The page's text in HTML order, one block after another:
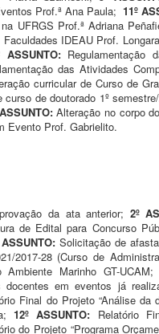
Prof.ª Ana Paula;11º
UFRGS Prof.ª Adriana
Faculdades IDEAU Prof.
ASSUNTO:Regulamentação
das Atividades
curricular de Curso de
curso de doutorado 1º
Alteração no corpo
Evento Prof. Gabrielito.
da ata anterior; 2º
de Edital para Concurso
ASSUNTO: Solicitação de
2017-28 (Curso de
Ambiente Marinho GT-UCAM;
docentes em eventos já
Final do Projeto “Análise
12º ASSUNTO: Relatório
do Projeto “Programa